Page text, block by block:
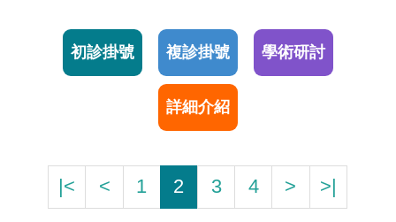
初診掛號 複診掛號 學術研討
詳細介紹
|< < 1 2 3 4 > >|